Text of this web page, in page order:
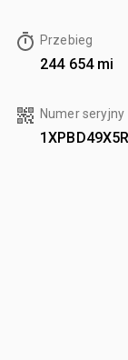
Przebieg
244 654 mi
Numer seryjny